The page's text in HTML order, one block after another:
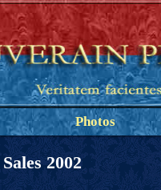
Photos
2002